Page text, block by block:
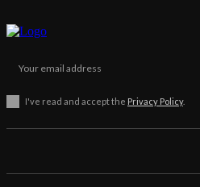
I've read and accept the Privacy Policy.